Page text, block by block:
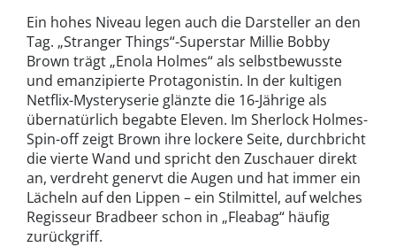
Ein hohes Niveau legen auch die Darsteller an den
Tag. „Stranger Things“-Superstar Millie Bobby
Brown trägt „Enola Holmes“ als selbstbewusste
und emanzipierte Protagonistin. In der kultigen
Netflix-Mysteryserie glänzte die 16-Jährige als
übernatürlich begabte Eleven. Im Sherlock Holmes-
Spin-off zeigt Brown ihre lockere Seite, durchbricht
die vierte Wand und spricht den Zuschauer direkt
an, verdreht genervt die Augen und hat immer ein
Lächeln auf den Lippen – ein Stilmittel, auf welches
Regisseur Bradbeer schon in „Fleabag“ häufig
zurückgriff.